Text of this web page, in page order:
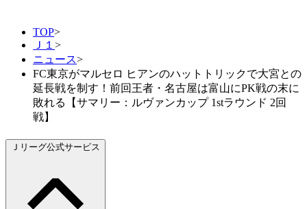
TOP>
Ｊ１ >
ニュース>
FC東京がマルセロ ヒアンのハットトリックで大宮との
延長戦を制す！前回王者・名古屋は富山にPK戦の末に
敗れる【サマリー：ルヴァンカップ 1stラウンド 2回
戦】
Ｊリーグ公式サービス